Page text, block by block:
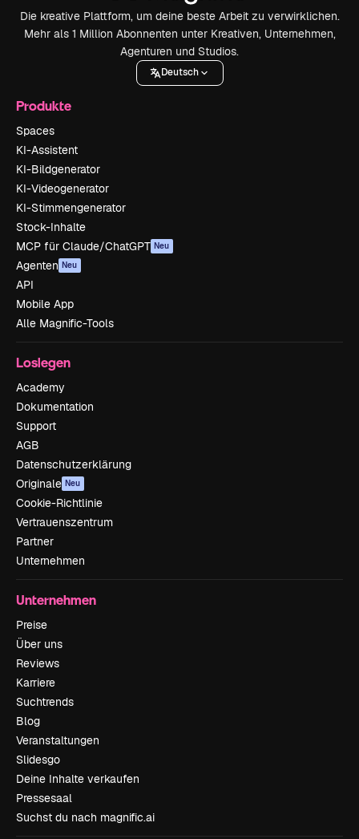
Die kreative Plattform, um deine beste Arbeit zu verwirklichen.
Mehr als 1 Million Abonnenten unter Kreativen, Unternehmen,
Agenturen und Studios.
Deutsch
Produkte
Spaces
KI-Assistent
KI-Bildgenerator
KI-Videogenerator
KI-Stimmengenerator
Stock-Inhalte
MCP für Claude/ChatGPT Neu
Agenten Neu
API
Mobile App
Alle Magnific-Tools
Loslegen
Academy
Dokumentation
Support
AGB
Datenschutzerklärung
Originale Neu
Cookie-Richtlinie
Vertrauenszentrum
Partner
Unternehmen
Unternehmen
Preise
Über uns
Reviews
Karriere
Suchtrends
Blog
Veranstaltungen
Slidesgo
Deine Inhalte verkaufen
Pressesaal
Suchst du nach magnific.ai